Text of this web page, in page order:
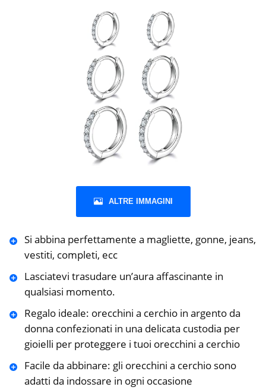
ALTRE IMMAGINI
Si abbina perfettamente a magliette, gonne, jeans,
vestiti, completi, ecc
Lasciatevi trasudare un’aura affascinante in
qualsiasi momento.
Regalo ideale: orecchini a cerchio in argento da
donna confezionati in una delicata custodia per
gioielli per proteggere i tuoi orecchini a cerchio
Facile da abbinare: gli orecchini a cerchio sono
adatti da indossare in ogni occasione